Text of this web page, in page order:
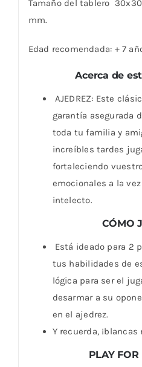
Tamaño del tablero
mm.
Edad recomendada: + 7
Acerca de
AJEDREZ: Este
garantía asegurada
toda tu familia y
increíbles tardes
fortaleciendo
emocionales a la
intelecto.
CÓMO
Está ideado para 2
tus habilidades de
lógica para ser el
desarmar a su
en el ajedrez.
Y recuerda,
PLAY FOR